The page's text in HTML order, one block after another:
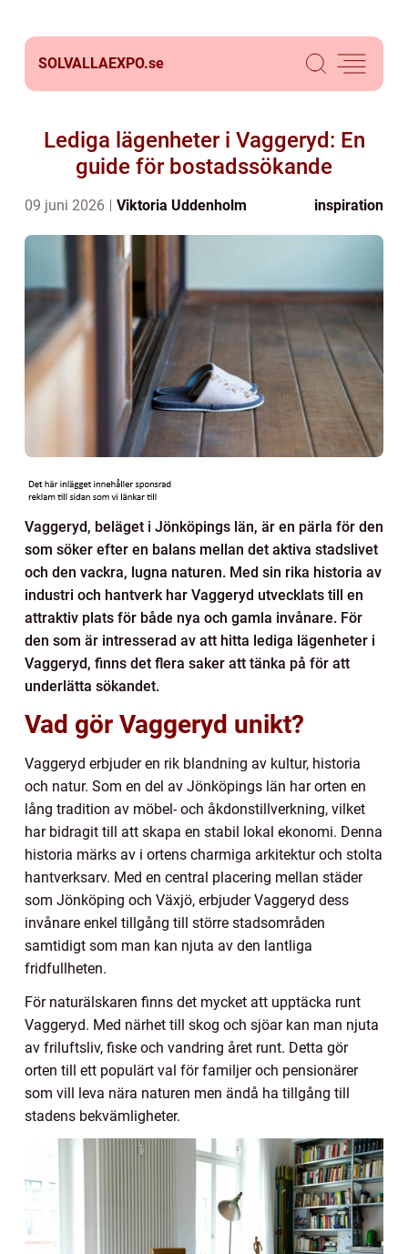
SOLVALLAEXPO.se
Lediga lägenheter i Vaggeryd: En
guide för bostadssökande
09 juni 2026 Viktoria Uddenholm inspiration
Vaggeryd, beläget i Jönköpings län, är en pärla för den
som söker efter en balans mellan det aktiva stadslivet
och den vackra, lugna naturen. Med sin rika historia av
industri och hantverk har Vaggeryd utvecklats till en
attraktiv plats för både nya och gamla invånare. För
den som är intresserad av att hitta lediga lägenheter i
Vaggeryd, finns det flera saker att tänka på för att
underlätta sökandet.
Vad gör Vaggeryd unikt?
Vaggeryd erbjuder en rik blandning av kultur, historia
och natur. Som en del av Jönköpings län har orten en
lång tradition av möbel- och åkdonstillverkning, vilket
har bidragit till att skapa en stabil lokal ekonomi. Denna
historia märks av i ortens charmiga arkitektur och stolta
hantverksarv. Med en central placering mellan städer
som Jönköping och Växjö, erbjuder Vaggeryd dess
invånare enkel tillgång till större stadsområden
samtidigt som man kan njuta av den lantliga
fridfullheten.
För naturälskaren finns det mycket att upptäcka runt
Vaggeryd. Med närhet till skog och sjöar kan man njuta
av friluftsliv, fiske och vandring året runt. Detta gör
orten till ett populärt val för familjer och pensionärer
som vill leva nära naturen men ändå ha tillgång till
stadens bekvämligheter.